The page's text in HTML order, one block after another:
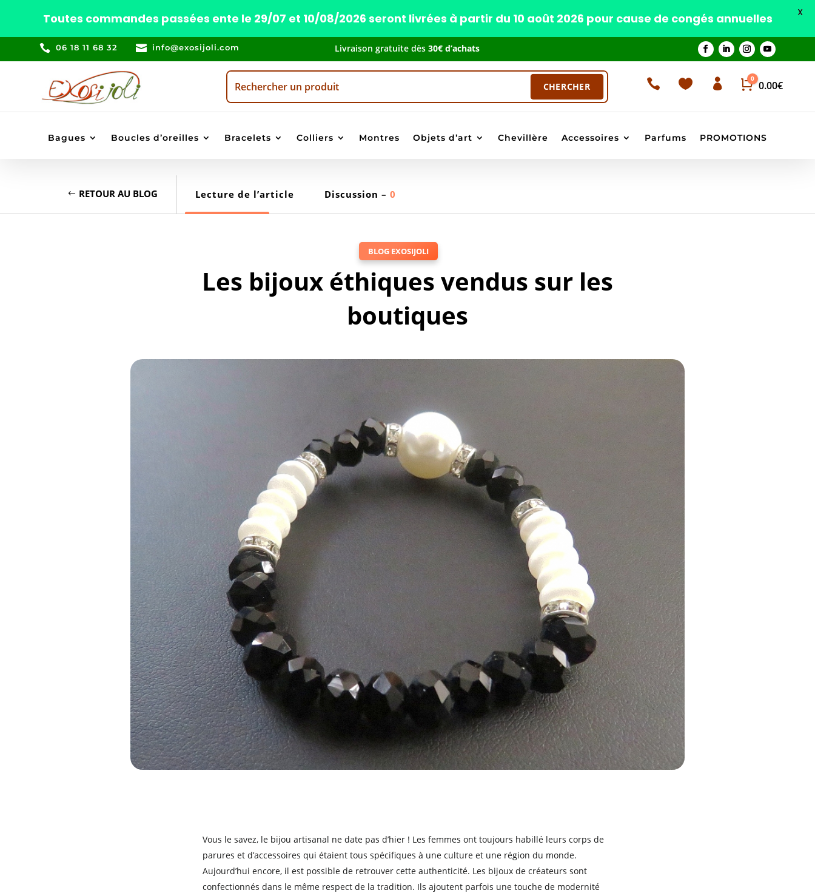
 06 18 11 68 32  info@exosijoli.com Livraison gratuite dès30€ d’achats
   Panier
0
0.00€
Bagues Boucles d’oreilles Bracelets Colliers Montres Objets d’art Chevillère Accessoires Parfums PROMOTIONS
RETOUR AU BLOG Lecture de l’article Discussion – 0
BLOG EXOSIJOLI
Les bijoux éthiques vendus sur les
boutiques
Vous le savez, le bijou artisanal ne date pas d’hier ! Les femmes ont toujours habillé leurs corps de
parures et d’accessoires qui étaient tous spécifiques à une culture et une région du monde.
Aujourd’hui encore, il est possible de retrouver cette authenticité. Les bijoux de créateurs sont
confectionnés dans le même respect de la tradition. Ils ajoutent parfois une touche de modernité
Toutes commandes passées ente le 29/07 et 10/08/2026 seront livrées à partir du 10 août 2026 pour cause de congés annuelles X